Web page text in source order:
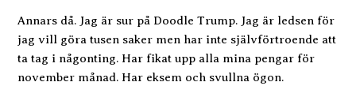
Annars då. Jag är sur på Doodle Trump. Jag är ledsen för
jag vill göra tusen saker men har inte självförtroende att
ta tag i någonting. Har fikat upp alla mina pengar för
november månad. Har eksem och svullna ögon.